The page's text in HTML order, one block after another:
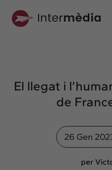
Interconnexió
Els nostres serveis
Interacció
Intermèdia
El llegat i
de
26 Gen
per